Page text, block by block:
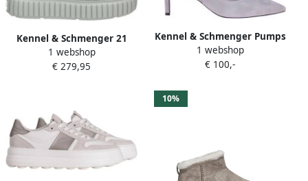
Kennel & Schmenger 21
25340.547 Volwassenen
Lage sneakersPopulaire
1 webshop
€ 279,95
Kennel & Schmenger Pumps
Grijs Dames
1 webshop
€ 100,-
10%